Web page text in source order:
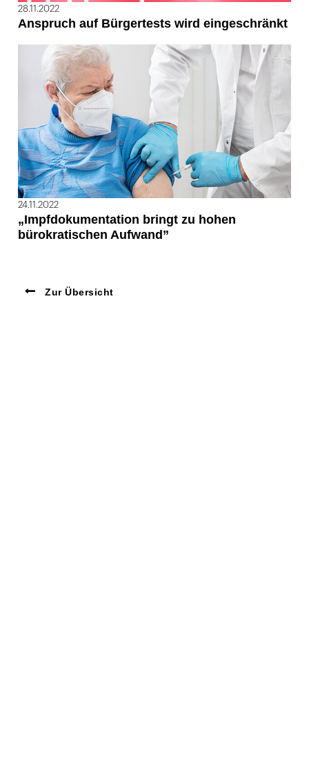
28.11.2022
Anspruch auf Bürgertests wird eingeschränkt
24.11.2022
„Impfdokumentation bringt zu hohen
bürokratischen Aufwand”
Zur Übersicht